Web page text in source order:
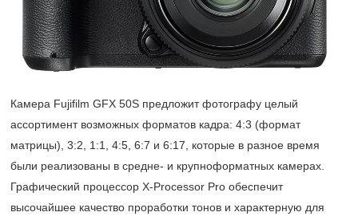
Камера Fujifilm GFX 50S предложит фотографу целый
ассортимент возможных форматов кадра: 4:3 (формат
матрицы), 3:2, 1:1, 4:5, 6:7 и 6:17, которые в разное время
были реализованы в средне- и крупноформатных камерах.
Графический процессор X-Processor Pro обеспечит
высочайшее качество проработки тонов и характерную для